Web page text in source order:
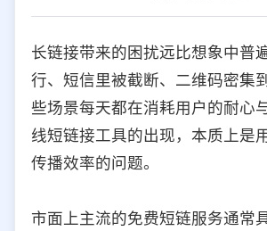
选择防红平台类型，避免链接被拦截
iOS Android PC 其他
选择允许访问的平台类型
长链接带来的困扰远比想象中
行、短信里被截断、二维码密集
些场景每天都在消耗用户的耐心
线短链接工具的出现，本质上是
传播效率的问题。
市面上主流的免费短链服务通常